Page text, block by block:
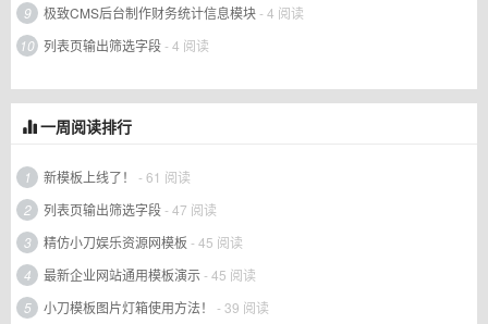
9
极致CMS后台制作财务统计信息模块- 4 阅读
10 列表页输出筛选字段- 4 阅读
一周阅读排行
1 新模板上线了！
- 61 阅读
2
列表页输出筛选字段- 47 阅读
3
精仿小刀娱乐资源网模板 - 45 阅读
4
最新企业网站通用模板演示- 45 阅读
5
小刀模板图片灯箱使用方法！
- 39 阅读